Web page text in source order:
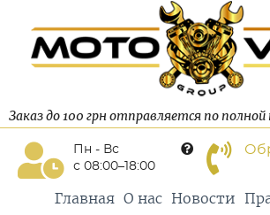
Заказ до 100 грн отправляется по
Пн - Вс
с 08:00–18:00
Главная О нас Новости